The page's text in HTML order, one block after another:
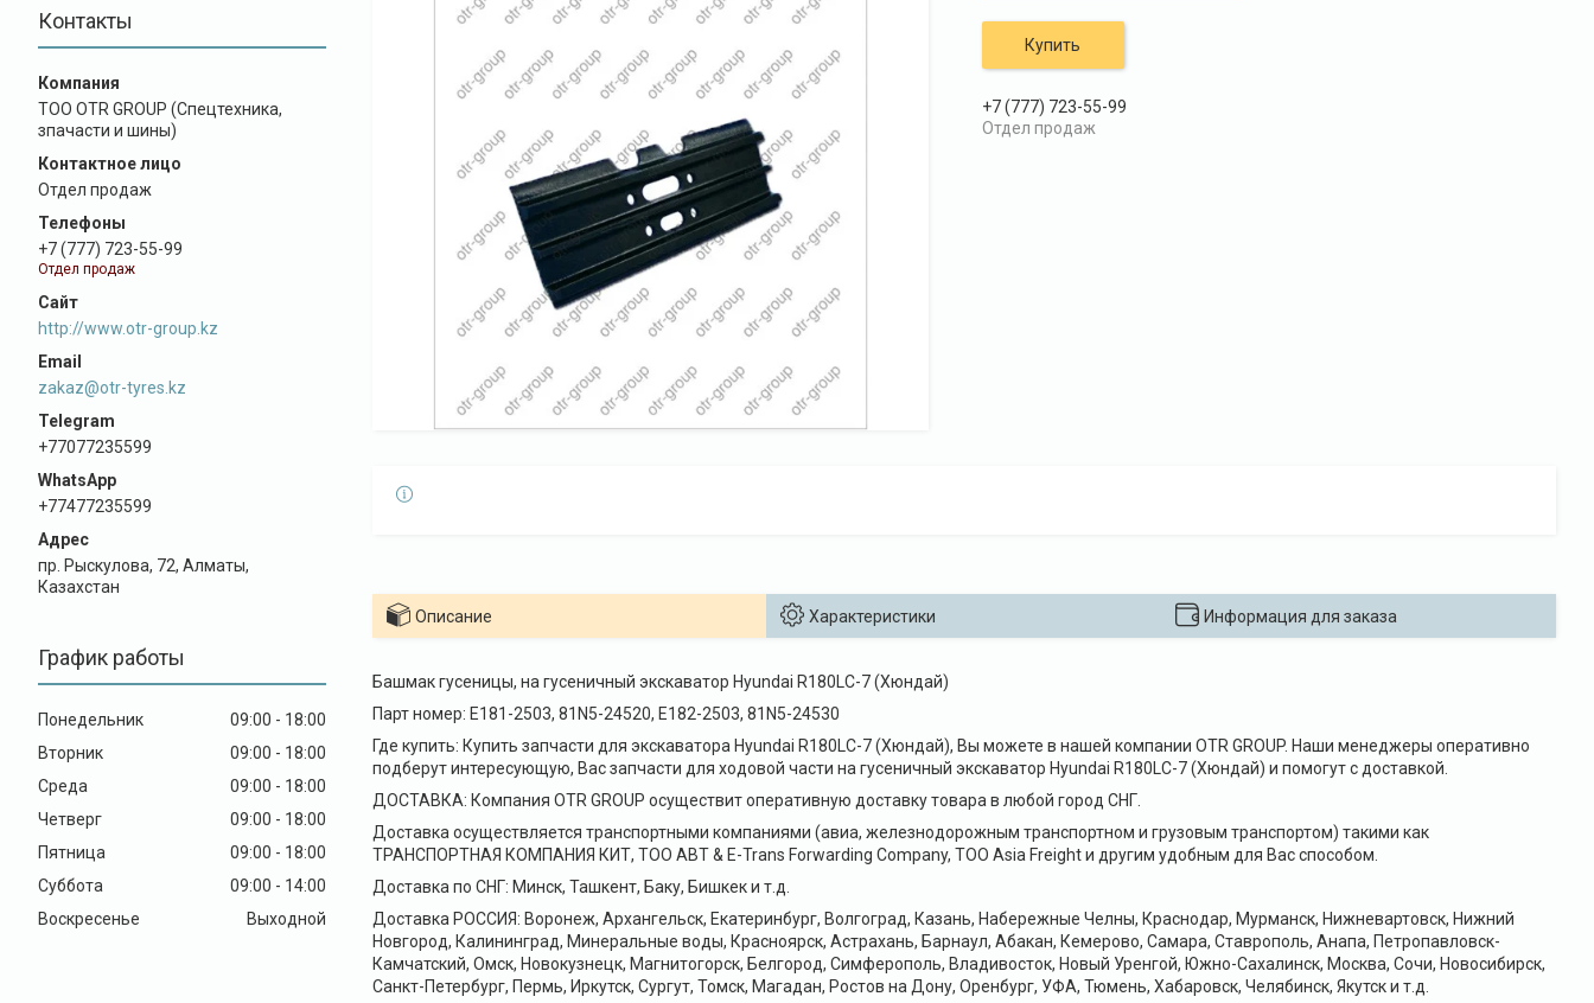
Контакты
ТОО OTR GROUP (Спецтехника,
зпачасти и шины)
Отдел продаж
+7 (777) 723-55-99
Отдел продаж
http://www.otr-group.kz
zakaz@otr-tyres.kz
+77077235599
+77477235599
пр. Рыскулова, 72, Алматы,
Казахстан
График работы
Понедельник 09:00
18:00
Вторник
09:00
18:00
Среда
09:00
18:00
Четверг
09:00
18:00
Пятница
09:00
18:00
Суббота
09:00
14:00
Воскресенье
Выходной
Купить
+7 (777) 723-55-99
Отдел продаж
Описание Характеристики Информация для заказа
Башмак гусеницы, на гусеничный экскаватор Hyundai R180LC-7 (Хюндай)
Парт номер: E181-2503, 81N5-24520, E182-2503, 81N5-24530
Где купить: Купить запчасти для экскаватора Hyundai R180LC-7 (Хюндай), Вы можете в нашей компании OTR GROUP. Наши менеджеры оперативно
подберут интересующую, Вас запчасти для ходовой части на гусеничный экскаватор Hyundai R180LC-7 (Хюндай) и помогут с доставкой.
ДОСТАВКА: Компания OTR GROUP осуществит оперативную доставку товара в любой город СНГ.
Доставка осуществляется транспортными компаниями (авиа, железнодорожным транспортном и грузовым транспортом) такими как
ТРАНСПОРТНАЯ КОМПАНИЯ КИТ, ТОО ABT & E-Trans Forwarding Company, ТОО Asia Freight и другим удобным для Вас способом.
Доставка по СНГ: Минск, Ташкент, Баку, Бишкек и т.д.
Доставка РОССИЯ: Воронеж, Архангельск, Екатеринбург, Волгоград, Казань, Набережные Челны, Краснодар, Мурманск, Нижневартовск, Нижний
Новгород, Калининград, Минеральные воды, Красноярск, Астрахань, Барнаул, Абакан, Кемерово, Самара, Ставрополь, Анапа, Петропавловск-
Камчатский, Омск, Новокузнецк, Магнитогорск, Белгород, Симферополь, Владивосток, Новый Уренгой, Южно-Сахалинск, Москва, Сочи, Новосибирск,
Санкт-Петербург, Пермь, Иркутск, Сургут, Томск, Магадан, Ростов на Дону, Оренбург, УФА, Тюмень, Хабаровск, Челябинск, Якутск и т.д.